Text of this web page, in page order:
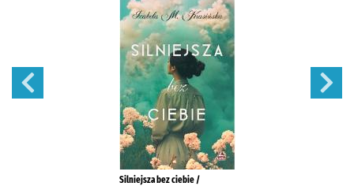
Silniejsza bez ciebie /